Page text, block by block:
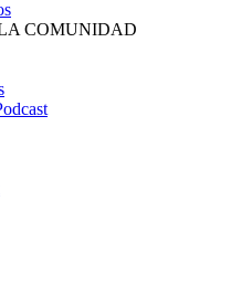
COMUNIDAD